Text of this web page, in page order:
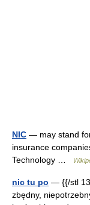
NIC — may stand
insurance
Technology …
nic tu po — {{/stl
zbędny,